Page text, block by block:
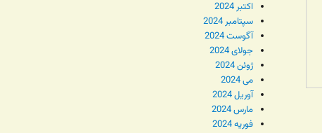
اکتبر 2024
سپتامبر 2024
آگوست 2024
جولای 2024
ژوئن 2024
می 2024
آوریل 2024
مارس 2024
فوریه 2024